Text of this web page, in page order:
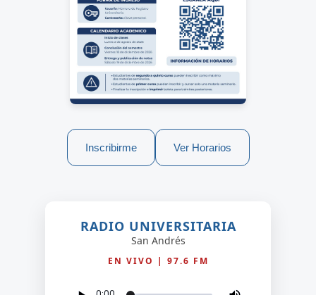
Inscribirme Ver Horarios
RADIO UNIVERSITARIA
San Andrés
EN VIVO | 97.6 FM